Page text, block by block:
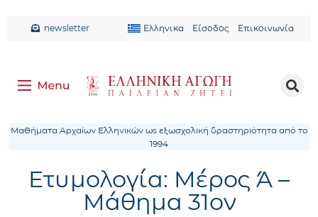
newsletter Ελληνικα Είσοδος Επικοινωνία
Μαθήματα Αρχαίων Ελληνικών ως εξωσχολική δραστηριότητα από το
1994
Ετυμολογία: Μέρος Ά –
Μάθημα 31ον